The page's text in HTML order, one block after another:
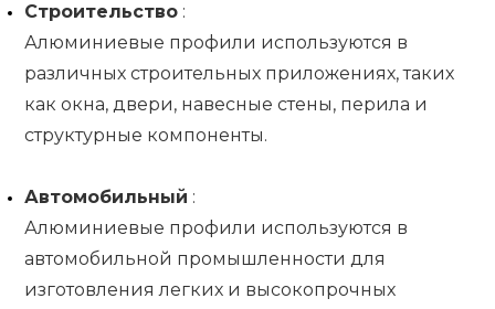
Строительство :
Алюминиевые профили используются в
различных строительных приложениях, таких
как окна, двери, навесные стены, перила и
структурные компоненты.
Автомобильный :
Алюминиевые профили используются в
автомобильной промышленности для
изготовления легких и высокопрочных